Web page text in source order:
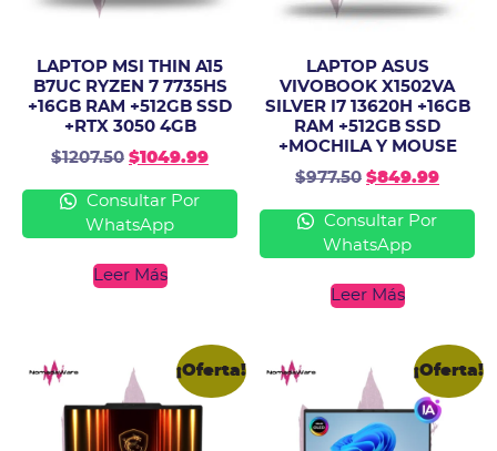
LAPTOP MSI THIN A15
B7UC RYZEN 7 7735HS
+16GB RAM +512GB SSD
+RTX 3050 4GB
$1207.50 $1049.99
Consultar Por
WhatsApp
Leer Más
LAPTOP ASUS
VIVOBOOK X1502VA
SILVER I7 13620H +16GB
RAM +512GB SSD
+MOCHILA Y MOUSE
$977.50 $849.99
Consultar Por
WhatsApp
Leer Más
¡Oferta! ¡Oferta!